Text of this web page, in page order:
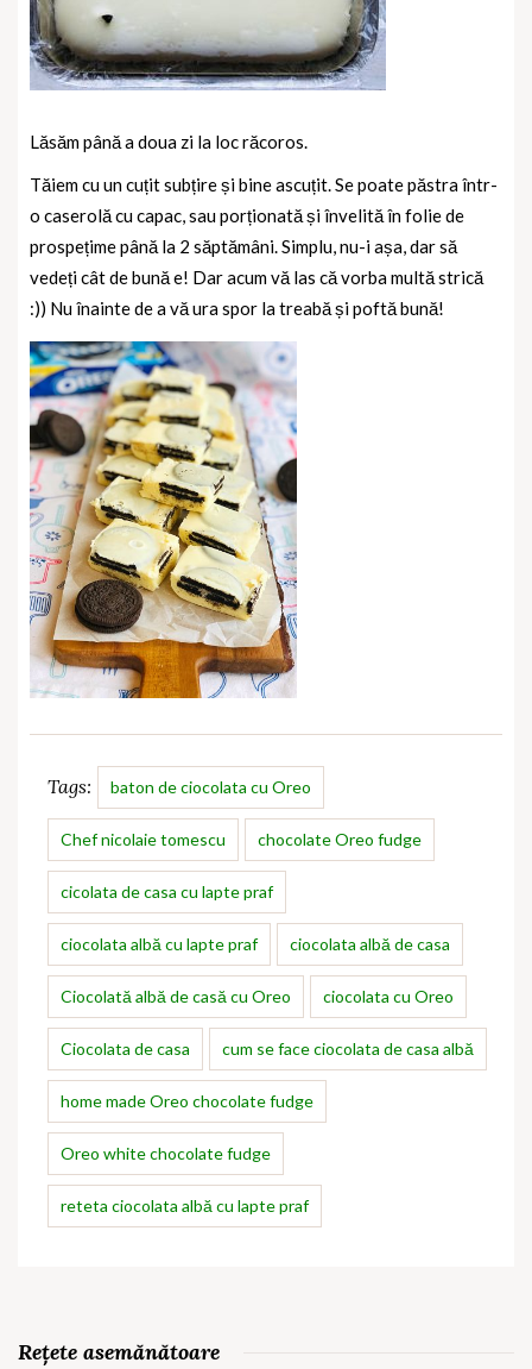
Lăsăm până a doua zi la loc răcoros.
Tăiem cu un cuțit subțire și bine ascuțit. Se poate păstra într-
o caserolă cu capac, sau porționată și învelită în folie de
prospețime până la 2 săptămâni. Simplu, nu-i așa, dar să
vedeți cât de bună e! Dar acum vă las că vorba multă strică
:)) Nu înainte de a vă ura spor la treabă și poftă bună!
Tags: baton de ciocolata cu Oreo
Chef nicolaie tomescu chocolate Oreo fudge
cicolata de casa cu lapte praf
ciocolata albă cu lapte praf ciocolata albă de casa
Ciocolată albă de casă cu Oreo ciocolata cu Oreo
Ciocolata de casa cum se face ciocolata de casa albă
home made Oreo chocolate fudge
Oreo white chocolate fudge
reteta ciocolata albă cu lapte praf
Rețete asemănătoare